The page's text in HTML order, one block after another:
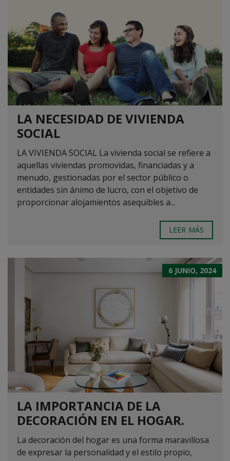
LA NECESIDAD DE VIVIENDA
SOCIAL
LA VIVIENDA SOCIAL La vivienda social se refiere a
aquellas viviendas promovidas, financiadas y a
menudo, gestionadas por el sector público o
entidades sin ánimo de lucro, con el objetivo de
proporcionar alojamientos asequibles a...
LEER MÁS
6 JUNIO, 2024
LA IMPORTANCIA DE LA
DECORACIÓN EN EL HOGAR.
La decoración del hogar es una forma maravillosa
de expresar la personalidad y el estilo propio,